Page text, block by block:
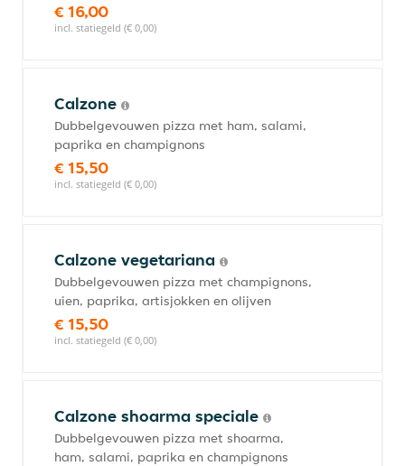
€ 16,00
incl. statiegeld (€ 0,00)
Calzone
Dubbelgevouwen pizza met ham, salami,
paprika en champignons
€ 15,50
incl. statiegeld (€ 0,00)
Calzone vegetariana
Dubbelgevouwen pizza met champignons,
uien, paprika, artisjokken en olijven
€ 15,50
incl. statiegeld (€ 0,00)
Calzone shoarma speciale
Dubbelgevouwen pizza met shoarma,
ham, salami, paprika en champignons